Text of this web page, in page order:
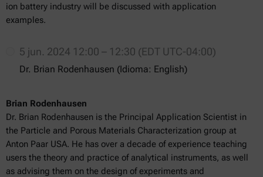
ion battery industry will be discussed with application
examples.
5 jun. 2024 12:00 – 12:30 (EDT UTC-04:00)
Dr. Brian Rodenhausen (Idioma: English)
Brian Rodenhausen
Dr. Brian Rodenhausen is the Principal Application Scientist in
the Particle and Porous Materials Characterization group at
Anton Paar USA. He has over a decade of experience teaching
users the theory and practice of analytical instruments, as well
as advising them on the design of experiments and